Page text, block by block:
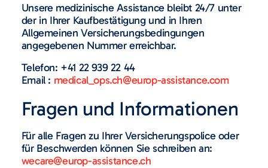
Unsere medizinische Assistance bleibt 24/7 unter
der in Ihrer Kaufbestätigung und in Ihren
Allgemeinen Versicherungsbedingungen
angegebenen Nummer erreichbar.
Telefon: +41 22 939 22 44
Email : medical_ops.ch@europ-assistance.com
Fragen und Informationen
Für alle Fragen zu Ihrer Versicherungspolice oder
für Beschwerden können Sie schreiben an:
wecare@europ-assistance.ch